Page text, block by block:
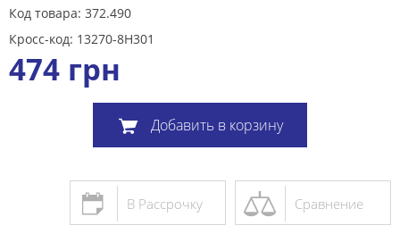
Код товара: 372.490
Кросс-код: 13270-8H301
474 грн
Добавить в корзину
Сравнение
В Рассрочку